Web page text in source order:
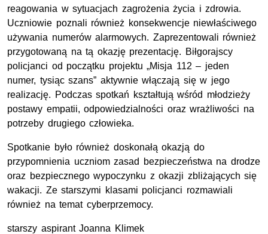
reagowania w sytuacjach zagrożenia życia i zdrowia.
Uczniowie poznali również konsekwencje niewłaściwego
używania numerów alarmowych. Zaprezentowali również
przygotowaną na tą okazję prezentację. Biłgorajscy
policjanci od początku projektu „Misja 112 – jeden
numer, tysiąc szans” aktywnie włączają się w jego
realizację. Podczas spotkań kształtują wśród młodzieży
postawy empatii, odpowiedzialności oraz wrażliwości na
potrzeby drugiego człowieka.
Spotkanie było również doskonałą okazją do
przypomnienia uczniom zasad bezpieczeństwa na drodze
oraz bezpiecznego wypoczynku z okazji zbliżających się
wakacji. Ze starszymi klasami policjanci rozmawiali
również na temat cyberprzemocy.
starszy aspirant Joanna Klimek